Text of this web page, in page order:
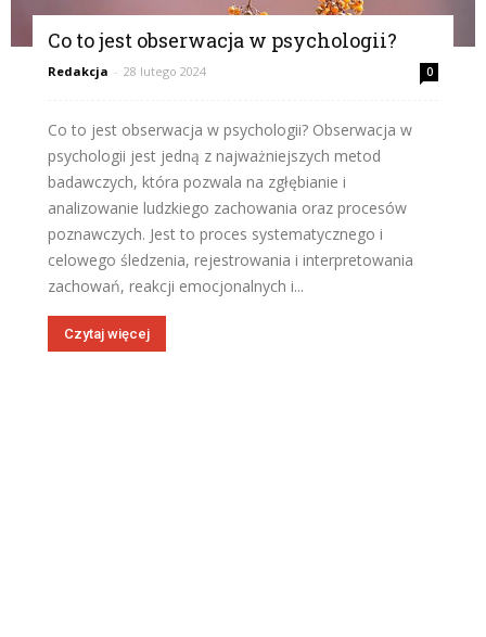
Co to jest obserwacja w psychologii?
Redakcja - 28 lutego 2024 0
Co to jest obserwacja w psychologii? Obserwacja w
psychologii jest jedną z najważniejszych metod
badawczych, która pozwala na zgłębianie i
analizowanie ludzkiego zachowania oraz procesów
poznawczych. Jest to proces systematycznego i
celowego śledzenia, rejestrowania i interpretowania
zachowań, reakcji emocjonalnych i...
Czytaj więcej